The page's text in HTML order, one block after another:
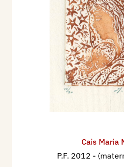
Cais Maria
P.F. 2012 -